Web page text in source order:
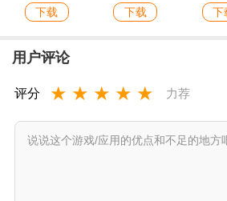
下载 下载 下
用户评论
评分 ★ ★ ★ ★ ★ 力荐